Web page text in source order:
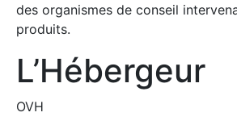
des organismes de conseil
produits.
L’Hébergeur
OVH